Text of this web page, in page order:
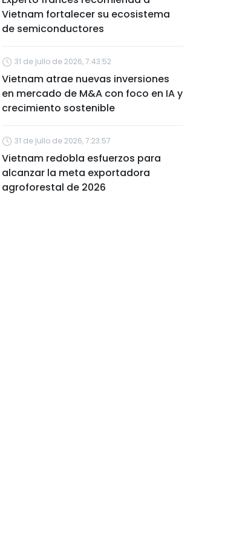
Vietnam fortalecer su ecosistema
de semiconductores
31 de julio de 2026, 7:43:52
Vietnam atrae nuevas inversiones
en mercado de M&A con foco en IA y
crecimiento sostenible
31 de julio de 2026, 7:23:57
Vietnam redobla esfuerzos para
alcanzar la meta exportadora
agroforestal de 2026